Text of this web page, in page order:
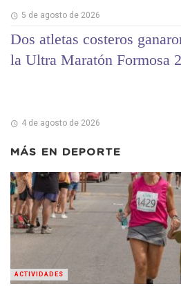
5 de agosto de 2026
Dos atletas costeros
la Ultra Maratón Formosa
4 de agosto de 2026
MÁS EN DEPORTE
ACTIVIDADES